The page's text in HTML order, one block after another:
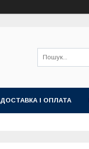
ДОСТАВКА І ОПЛАТА